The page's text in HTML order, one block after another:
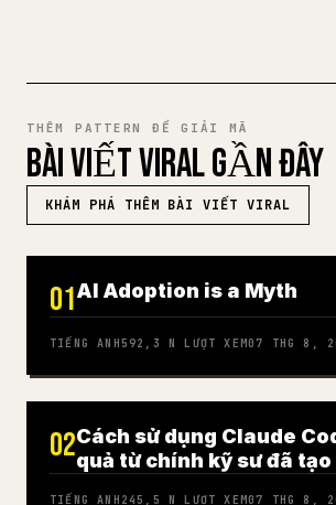
THÊM PATTERN ĐỂ GIẢI MÃ
BÀI VIẾT VIRAL GẦN ĐÂY
KHÁM PHÁ THÊM BÀI VIẾT VIRAL
01AI Adoption is a Myth
TIẾNG ANH592,3 N LƯỢT XEM07 THG 8,
02Cách sử dụng Claude
quả từ chính kỹ sư đã tạo
TIẾNG ANH 245,5 N LƯỢT XEM07 THG 8,